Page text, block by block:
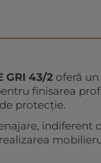
GRI 43/2 oferă
finisarea
protecţie.
indiferent